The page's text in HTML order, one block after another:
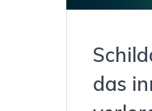
das